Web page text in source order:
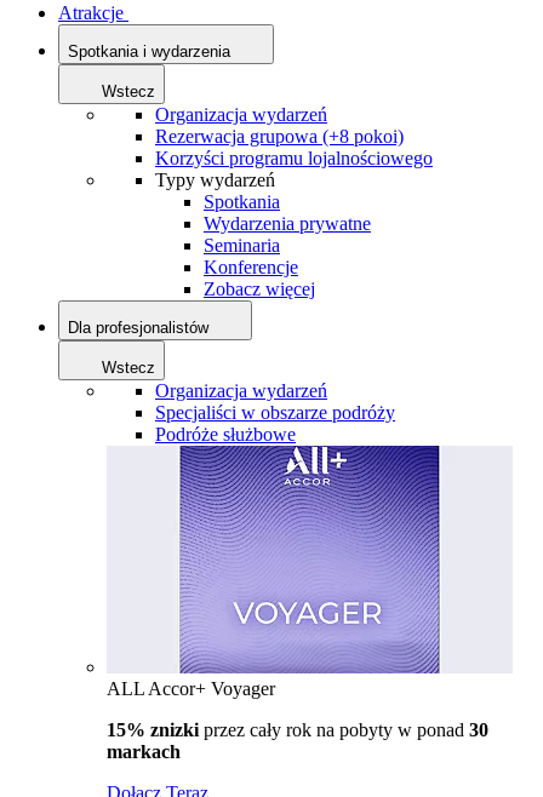
Atrakcje
Spotkania i wydarzenia
Wstecz
Organizacja wydarzeń
Rezerwacja grupowa (+8 pokoi)
Korzyści programu lojalnościowego
Typy wydarzeń
Spotkania
Wydarzenia prywatne
Seminaria
Konferencje
Zobacz więcej
Dla profesjonalistów
Wstecz
Organizacja wydarzeń
Specjaliści w obszarze podróży
Podróże służbowe
ALL Accor+ Voyager
15% znizki przez cały rok na pobyty w ponad 30
markach
Dołącz Teraz